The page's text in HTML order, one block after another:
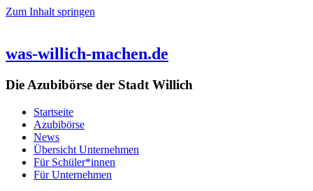
Zum Inhalt springen
was-willich-machen.de
Die Azubibörse der Stadt Willich
Startseite
Azubibörse
News
Übersicht Unternehmen
Für Schüler*innen
Für Unternehmen